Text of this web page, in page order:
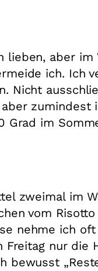
lieben, aber
ich. Ich
Nicht
aber
Grad im
zweimal im
vom
nehme ich
Freitag nur
bewusst